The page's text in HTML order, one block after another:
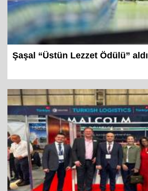
Şaşal “Üstün Lezzet Ödülü” aldı